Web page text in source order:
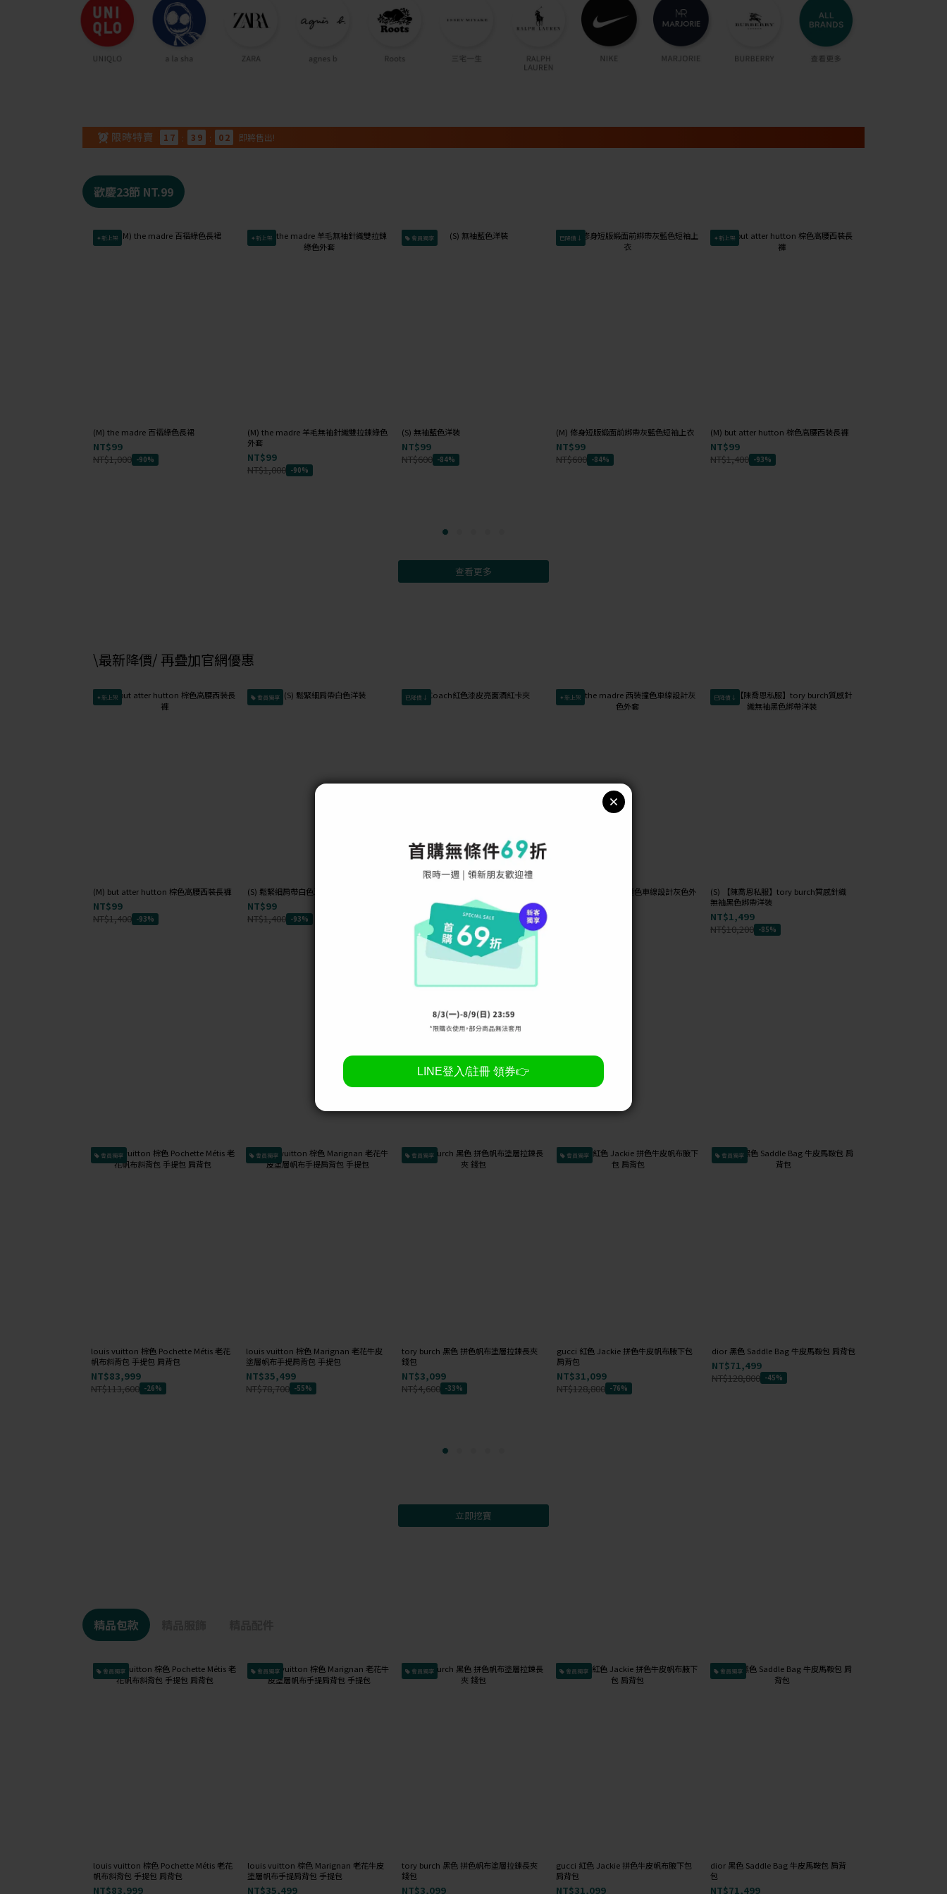
1 7 : 3 9 : 01 即將售出!
歡慶23節 NT.99
✦新上架
(M) the madre 百褶綠色長裙
NT$99
NT$1,000 -90%
✦新上架
(M) the madre 羊毛無袖針織雙拉鍊綠色
外套
NT$99
NT$1,000 -90%
會員獨享
(S) 無袖藍色洋裝
NT$99
NT$600 -84%
已降價↓
(M) 修身短版緞面前綁帶灰藍色短袖上衣
NT$99
NT$600 -84%
✦新上架
(M) but atter hutton 棕色高腰西裝長褲
NT$99
NT$1,400 -93%
查看更多
\最新降價/ 再疊加官網優惠
✦新上架
(M) but atter hutton 棕色高腰西裝長褲
NT$99
NT$1,400 -93%
會員獨享
(S) 鬆緊細肩帶白色洋裝
NT$99
NT$1,400 -93%
已降價↓
NT$299
NT$2,200
-86%
✦新上架
(M) the madre 西裝撞色車線設計灰色外
已降價↓
(S) 【陳喬恩私服】tory burch質感針織
無袖黑色綁帶洋裝
NT$1,499
NT$10,200 -85%
查看更多
會員獨享
louis vuitton 棕色 Pochette Métis 老花
帆布斜背包 手提包 肩背包
NT$83,999
NT$113,600 -26%
會員獨享
louis vuitton 棕色 Marignan 老花牛皮
塗層帆布手提肩背包 手提包
NT$35,499
NT$78,700 -55%
會員獨享
tory burch 黑色 拼色帆布塗層拉鍊長夾
錢包
NT$3,099
NT$4,600 -33%
會員獨享
gucci 紅色 Jackie 拼色牛皮帆布腋下包
肩背包
NT$31,099
NT$128,800 -76%
會員獨享
dior 黑色 Saddle Bag 牛皮馬鞍包 肩背包
NT$71,499
NT$128,800 -45%
立即挖寶
精品包款
會員獨享
louis vuitton 棕色 Pochette Métis 老花
帆布斜背包 手提包 肩背包
NT$83,999
會員獨享
louis vuitton 棕色 Marignan 老花牛皮
塗層帆布手提肩背包 手提包
NT$35,499
會員獨享
tory burch 黑色 拼色帆布塗層拉鍊長夾
錢包
NT$3,099
會員獨享
gucci 紅色 Jackie 拼色牛皮帆布腋下包
肩背包
NT$31,099
會員獨享
dior 黑色 Saddle Bag 牛皮馬鞍包 肩背
包
NT$71,499